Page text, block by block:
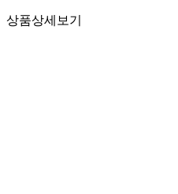
상품상세보기